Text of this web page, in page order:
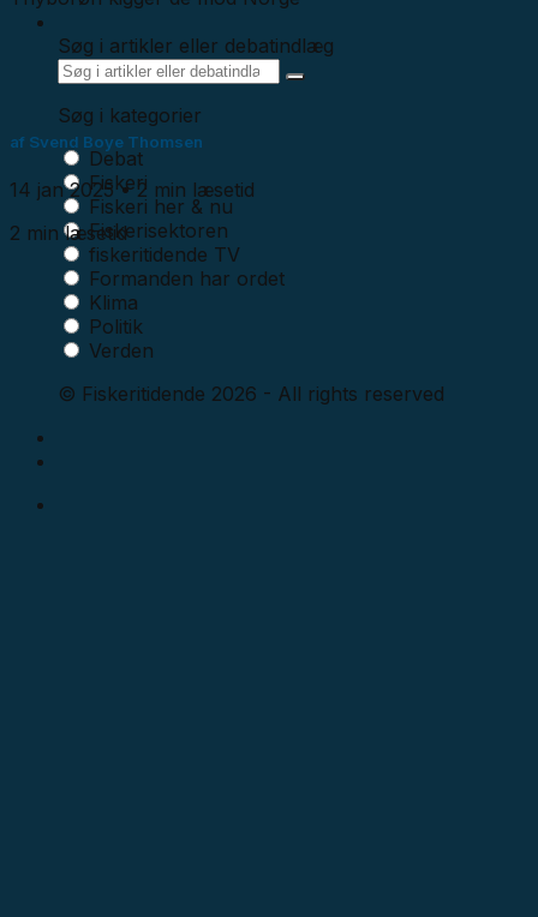
Søg i artikler eller debatindlæg
Søg i kategorier
Debat
Fiskeri
Fiskeri her & nu
Fiskerisektoren
fiskeritidende TV
Formanden har ordet
Klima
Politik
Verden
© Fiskeritidende 2026 - All rights reserved
af Svend Boye Thomsen
14 jan 2025• 2 min læsetid
2 min læsetid